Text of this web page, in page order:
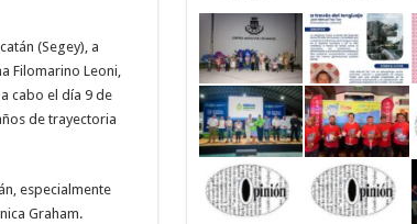
(Segey), a
Filomarino Leoni,
cabo el día 9 de
de trayectoria
especialmente
Graham.